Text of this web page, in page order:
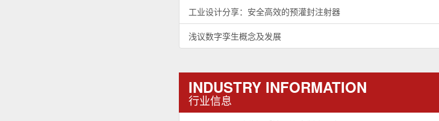
工业设计分享：安全高效的预灌封注射器
浅议数字孪生概念及发展